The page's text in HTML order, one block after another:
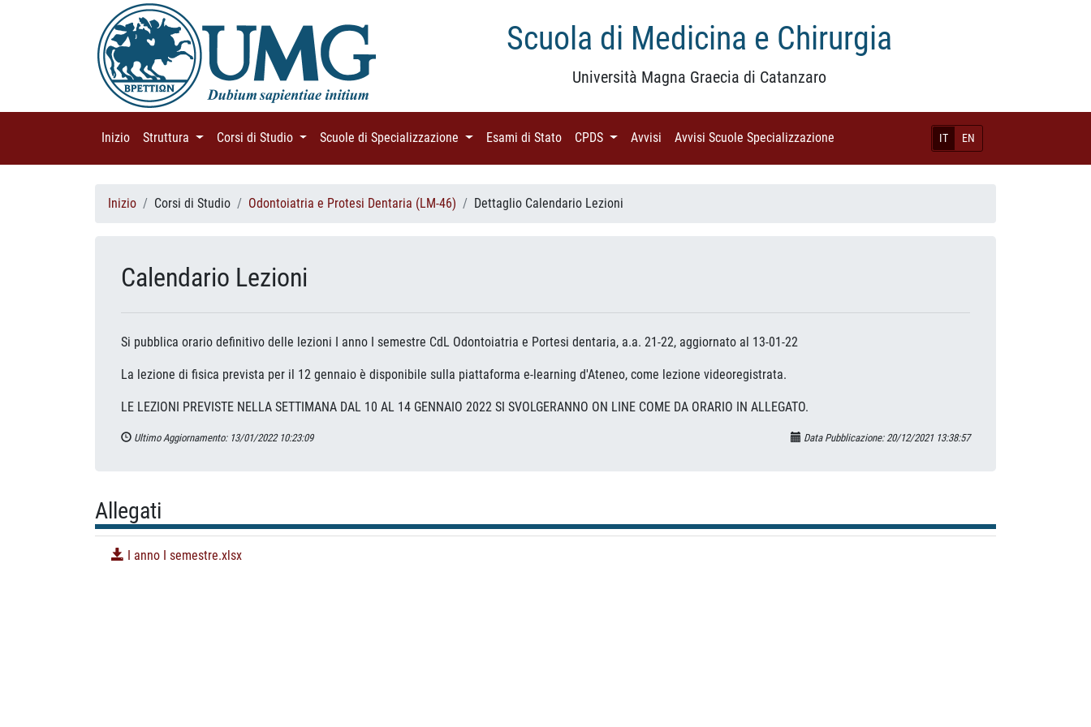
Scuola di Medicina e Chirurgia
Università Magna Graecia di Catanzaro
IT EN
Inizio (current)
Struttura (current)Corsi di Studio (current)Scuole di Specializzazione (current)Esami di Stato (current)
CPDS (current)
Avvisi (current)
Avvisi Scuole Specializzazione
Inizio Corsi di Studio Odontoiatria e Protesi Dentaria (LM-46) Dettaglio Calendario Lezioni
Calendario Lezioni
Si pubblica orario definitivo delle lezioni I anno I semestre CdL Odontoiatria e Portesi dentaria, a.a. 21-22, aggiornato al 13-01-22
La lezione di fisica prevista per il 12 gennaio è disponibile sulla piattaforma e-learning d'Ateneo, come lezione videoregistrata.
LE LEZIONI PREVISTE NELLA SETTIMANA DAL 10 AL 14 GENNAIO 2022 SI SVOLGERANNO ON LINE COME DA ORARIO IN ALLEGATO.
Ultimo Aggiornamento: 13/01/2022 10:23:09 Data Pubblicazione: 20/12/2021 13:38:57
Allegati
I anno I semestre.xlsx